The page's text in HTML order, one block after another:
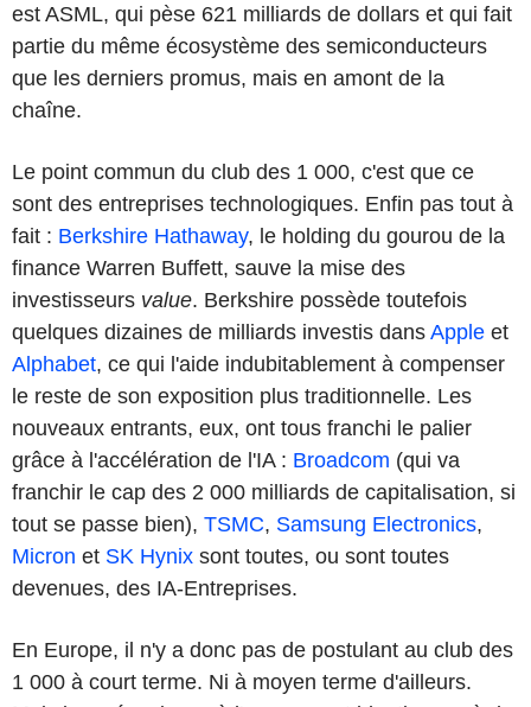
est ASML, qui pèse 621 milliards de dollars et qui fait
partie du même écosystème des semiconducteurs
que les derniers promus, mais en amont de la
chaîne.
Le point commun du club des 1 000, c'est que ce
sont des entreprises technologiques. Enfin pas tout à
fait : Berkshire Hathaway, le holding du gourou de la
finance Warren Buffett, sauve la mise des
investisseurs value. Berkshire possède toutefois
quelques dizaines de milliards investis dans Apple et
Alphabet, ce qui l'aide indubitablement à compenser
le reste de son exposition plus traditionnelle. Les
nouveaux entrants, eux, ont tous franchi le palier
grâce à l'accélération de l'IA : Broadcom (qui va
franchir le cap des 2 000 milliards de capitalisation, si
tout se passe bien), TSMC, Samsung Electronics,
Micron et SK Hynix sont toutes, ou sont toutes
devenues, des IA-Entreprises.
En Europe, il n'y a donc pas de postulant au club des
1 000 à court terme. Ni à moyen terme d'ailleurs.